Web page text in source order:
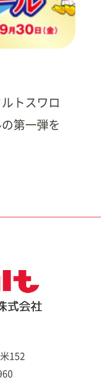
トスワロ
第一弾を
152